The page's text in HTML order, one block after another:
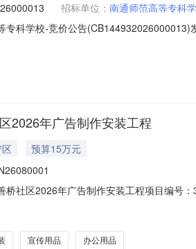
招标单位： 南通师范高等专科
专科学校-竞价公告
收货地址：江苏省/南通市/崇川区/****发票
2026年广告制作安装工程
预算15万元
桥社区2026年广告制作安装工程项目编号
新时代文明实践站的作用，做好宣传、标
宣传用品 办公用品